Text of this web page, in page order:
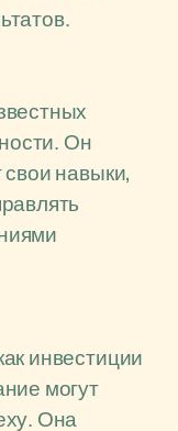
Он
свои навыки,
инвестиции
могут
Она